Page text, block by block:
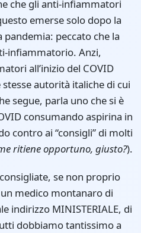
che gli anti-infiammatori
emerse solo dopo la
peccato che la
infiammatorio. Anzi,
all’inizio del COVID
autorità italiche di cui
segue, parla uno che si è
consumando aspirina in
contro ai “consigli” di molti
ritiene opportuno, giusto?).
se non proprio
medico montanaro di
indirizzo MINISTERIALE, di
dobbiamo tantissimo a